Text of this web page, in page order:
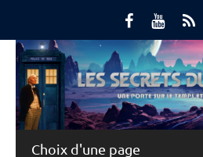
content
Main Menu